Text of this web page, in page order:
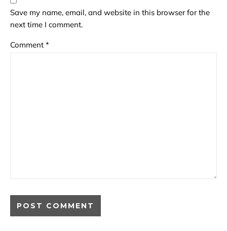
Save my name, email, and website in this browser for the
next time I comment.
Comment *